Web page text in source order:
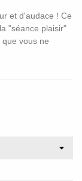
et d'audace ! Ce
"séance plaisir"
vous ne